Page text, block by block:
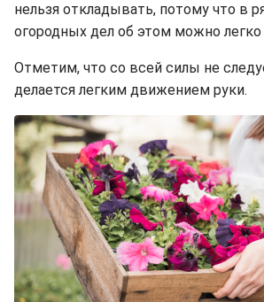
нельзя откладывать, потому что в
огородных дел об этом можно легко
Отметим, что со всей силы не
делается легким движением руки.